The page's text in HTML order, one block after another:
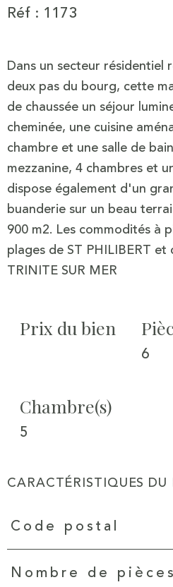
Réf : 1173
Dans un secteur résidentiel
deux pas du bourg, cette
de chaussée un séjour
cheminée, une cuisine
chambre et une salle de
mezzanine, 4 chambres et
dispose également d'un
buanderie sur un beau
900 m2. Les commodités à
plages de ST PHILIBERT et
Prix du bien
6
Chambre(s)
5
CARACTÉRISTIQUES DU
Caractéristiques Valeurs
Code postal
Nombre de pièces